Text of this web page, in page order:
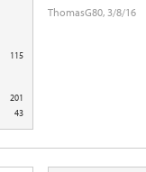
115
201
43
ThomasG80, 3/8/16